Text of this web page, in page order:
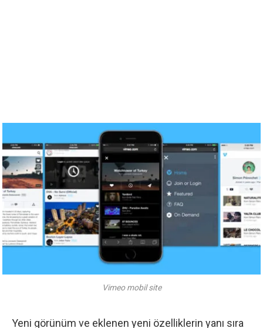
Vimeo mobil site
Yeni görünüm ve eklenen yeni özelliklerin yanı sıra